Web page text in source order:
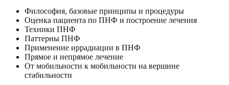
Философия, базовые принципы и процедуры
Оценка пациента по ПНФ и построение лечения
Техники ПНФ
Паттерны ПНФ
Применение иррадиации в ПНФ
Прямое и непрямое лечение
От мобильности к мобильности на вершине
стабильности